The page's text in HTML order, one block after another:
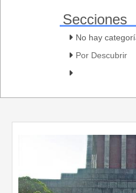
Secciones
No hay
Por Descubrir